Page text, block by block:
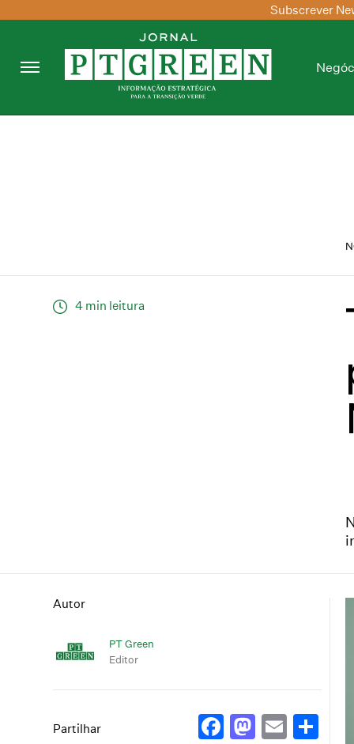
Subscrever
4 min leitura
Autor
PT Green
Editor
Partilhar Facebook
Email